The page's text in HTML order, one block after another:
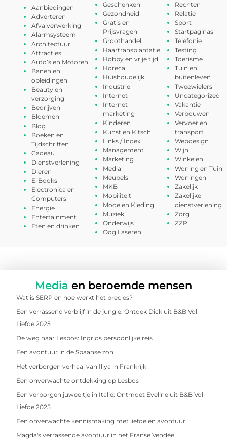
Aanbiedingen
Adverteren
Afvalverwerking
Alarmsysteem
Architectuur
Attracties
Auto’s en Motoren
Banen en
opleidingen
Beauty en
verzorging
Bedrijven
Bloemen
Blog
Boeken en
Tijdschriften
Cadeau
Dienstverlening
Dieren
E-Books
Electronica en
Computers
Energie
Entertainment
Eten en drinken
Geschenken
Gezondheid
Gratis en
Prijsvragen
Groothandel
Haartransplantatie
Hobby en vrije tijd
Horeca
Huishoudelijk
Industrie
Internet
Internet
marketing
Kinderen
Kunst en Kitsch
Links / Index
Management
Marketing
Media
Meubels
MKB
Mobiliteit
Mode en Kleding
Muziek
Onderwijs
Oog Laseren
Rechten
Relatie
Sport
Startpaginas
Telefonie
Testing
Toerisme
Tuin en
buitenleven
Tweewielers
Uncategorized
Vakantie
Verbouwen
Vervoer en
transport
Webdesign
Wijn
Winkelen
Woning en Tuin
Woningen
Zakelijk
Zakelijke
dienstverlening
Zorg
ZZP
Media en beroemde mensen
Wat is SERP en hoe werkt het precies?
Een verrassend verblijf in de jungle: Ontdek Dick uit B&B Vol
Liefde 2025
De weg naar Lesbos: Ingrids persoonlijke reis
Een avontuur in de Spaanse zon
Het verborgen verhaal van Illya in Frankrijk
Een onverwachte ontdekking op Lesbos
Een verborgen juweeltje in Italië: Ontmoet Eveline uit B&B Vol
Liefde 2025
Een onverwachte kennismaking met liefde en avontuur
Magda's verrassende avontuur in het Franse Vendée